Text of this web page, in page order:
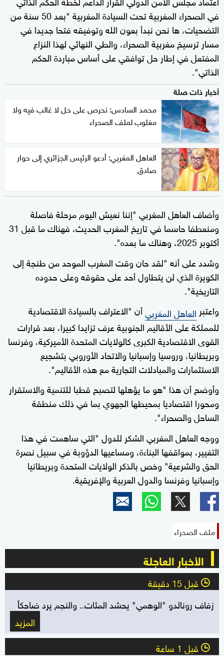
في الصحراء المغربية تحت السيادة المغربية "بعد 50 سنة من
التضحيات، ها نحن نبدأ بعون الله وتوفيقه فتحا جديدا في
مسار ترسيخ مغربية الصحراء، والطي النهائي لهذا النزاع
المفتعل في إطار حل توافقي على أساس مباردة الحكم
الذاتي".
أخبار ذات صلة
محمد السادس: نحرص على حل لا غالب فيه ولا
مغلوب لملف الصحراء
العاهل المغربي: أدعو الرئيس الجزائري إلى حوار
صادق
وأضاف العاهل المغربي "إننا نعيش اليوم مرحلة فاصلة
ومنعطفا حاسما في تاريخ المغرب الحديث، فهناك ما قبل 31
أكتوبر 2025، وهناك ما بعده".
وشدد على أنه "لقد حان وقت المغرب الموحد من طنجة إلى
الكويرة الذي لن يتطاول أحد على حقوقه وعلى حدوده
التاريخية".
واعتبر العاهل المغربيأن "الاعتراف بالسيادة الاقتصادية
للمملكة على الأقاليم الجنوبية عرف تزايدا كبيرا، بعد قرارات
القوى الاقتصادية الكبرى كالولايات المتحدة الأميركية، وفرنسا
وبريطانيا، وروسيا وإسبانيا والاتحاد الأوروبي بتشجيع
الاستثمارات والمبادلات التجارية مع هذه الأقاليم".
وأوضح أن هذا "هو ما يؤهلها لتصبح قطبا للتنمية والاستقرار
ومحورا اقتصاديا بمحيطها الجهوي بما في ذلك منطقة
الساحل والصحراء".
ووجه العاهل المغربي الشكر للدول "التي ساهمت في هذا
التغيير، بمواقفها البناءة، ومساعيها الدؤوبة في سبيل نصرة
الحق والشرعية" وخص بالذكر الولايات المتحدة وبريطانيا
وإسبانيا وفرنسا والدول العربية والإفريقية.
ملف الصحراء
الأخبار العاجلة
l قبل 15 دقيقة
زفاف رونالدو "الوهمي" يحشد المئات.. والنجم يرد ضاحكاً
المزيد
l قبل 1 ساعة